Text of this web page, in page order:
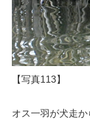
【写真113】
オス一羽が犬走か